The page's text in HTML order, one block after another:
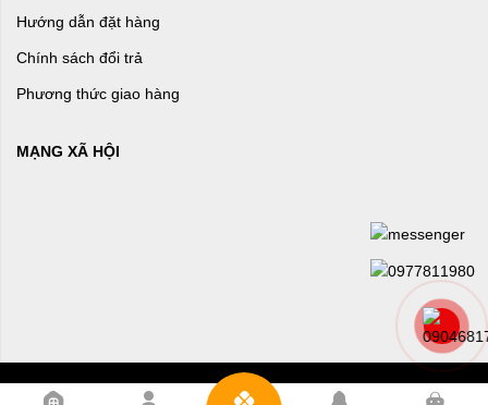
Hướng dẫn đặt hàng
Chính sách đổi trả
Phương thức giao hàng
MẠNG XÃ HỘI